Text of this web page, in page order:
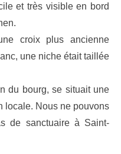
et très visible en bord
croix plus ancienne
une niche était taillée
du bourg, se situait une
locale. Nous ne pouvons
de sanctuaire à Saint-